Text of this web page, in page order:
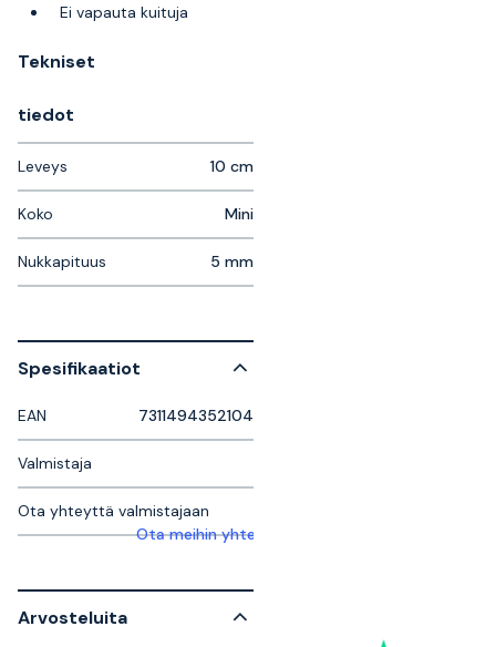
Ei vapauta kuituja
Tekniset
tiedot
Leveys 10 cm
Koko Mini
Nukkapituus 5 mm
Spesifikaatiot
EAN 7311494352104
Valmistaja
Ota yhteyttä valmistajaan
Ota meihin yhteyttä saadaksesi lisätietoja
Arvosteluita